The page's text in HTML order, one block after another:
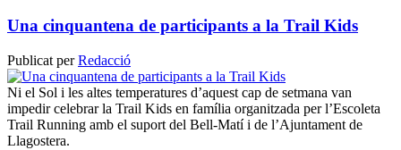
Una cinquantena de participants a la Trail Kids
Publicat perRedacció
Ni el Sol i les altes temperatures d’aquest cap de setmana van
impedir celebrar la Trail Kids en família organitzada per l’Escoleta
Trail Running amb el suport del Bell-Matí i de l’Ajuntament de
Llagostera.